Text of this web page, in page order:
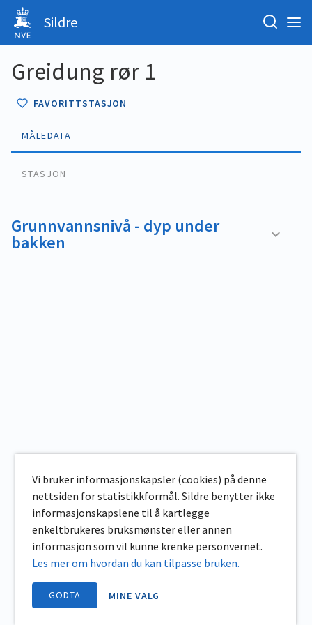
Sildre
Greidung rør 1
FAVORITTSTASJON
MÅLEDATA
STASJON
Grunnvannsnivå - dyp under
bakken
Vi bruker informasjonskapsler (cookies) på denne
nettsiden for statistikkformål. Sildre benytter ikke
informasjonskapslene til å kartlegge
enkeltbrukeres bruksmønster eller annen
informasjon som vil kunne krenke personvernet.
Les mer om hvordan du kan tilpasse bruken.
GODTA MINE VALG